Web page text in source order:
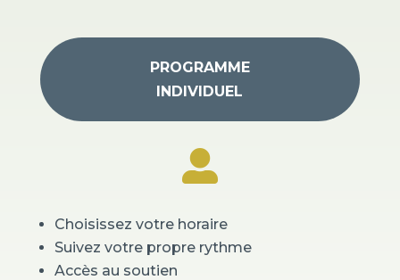
PROGRAMME
INDIVIDUEL

Choisissez votre horaire
Suivez votre propre rythme
Accès au soutien